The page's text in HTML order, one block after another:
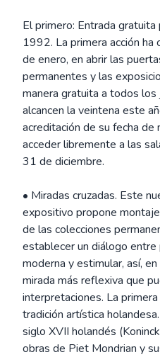
El primero: Entrada gratuita
1992. La primera acción
de enero, en abrir las
permanentes y las
manera gratuita a todos
alcancen la veintena este
acreditación de su fecha de
acceder libremente a las
31 de diciembre.
• Miradas cruzadas. Este
expositivo propone
de las colecciones
establecer un diálogo entre
moderna y estimular, así,
mirada más reflexiva que
interpretaciones. La
tradición artística
siglo XVII holandés
obras de Piet Mondrian y